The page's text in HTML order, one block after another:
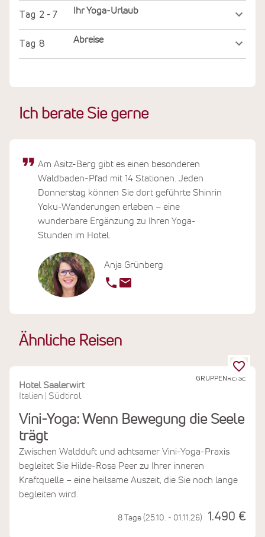
Tag 2 - 7 Ihr Yoga-Urlaub
Tag 8 Abreise
Ähnliche Reisen
GRUPPENREISE
Hotel Saalerwirt
Italien
Südtirol
Vini-Yoga: Wenn Bewegung die Seele
trägt
Zwischen Waldduft und achtsamer Vini-Yoga-Praxis
begleitet Sie Hilde-Rosa Peer zu Ihrer inneren
Kraftquelle – eine heilsame Auszeit, die Sie noch lange
begleiten wird.
8 Tage (25.10. - 01.11.26) 1.490 €
Ich berate Sie gerne
Anja Grünberg
Am Asitz-Berg gibt es einen besonderen
Waldbaden-Pfad mit 14 Stationen. Jeden
Donnerstag können Sie dort geführte Shinrin
Yoku-Wanderungen erleben – eine
wunderbare Ergänzung zu Ihren Yoga-
Stunden im Hotel.